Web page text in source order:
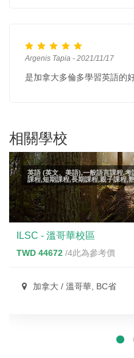
Argenis Tapia - 2021/11/17
是加拿大多倫多學習英語的
相關學校
英語 (英文、美語),一般語言課程,
課程,短期課程,長期課程,親子課程,
ILSC - 溫哥華校區
TWD 44672 /4此為參考價
加拿大 / 溫哥華, BC省